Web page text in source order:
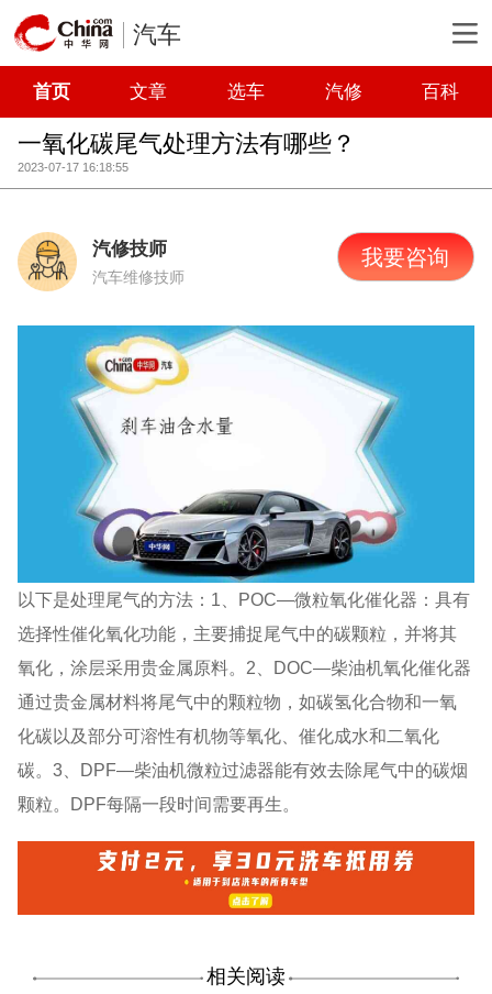
汽车
首页 文章 选车 汽修 百科
一氧化碳尾气处理方法有哪些？
2023-07-17 16:18:55
汽修技师
汽车维修技师
我要咨询
以下是处理尾气的方法：1、POC—微粒氧化催化器：具有
选择性催化氧化功能，主要捕捉尾气中的碳颗粒，并将其
氧化，涂层采用贵金属原料。2、DOC—柴油机氧化催化器
通过贵金属材料将尾气中的颗粒物，如碳氢化合物和一氧
化碳以及部分可溶性有机物等氧化、催化成水和二氧化
碳。3、DPF—柴油机微粒过滤器能有效去除尾气中的碳烟
颗粒。DPF每隔一段时间需要再生。
相关阅读